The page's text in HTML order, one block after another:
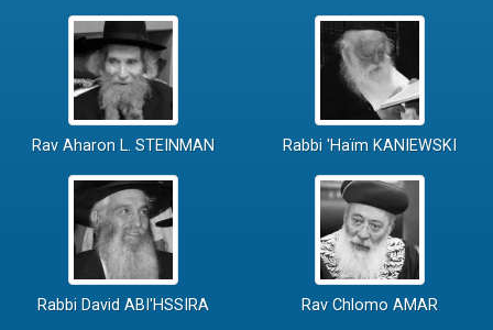
Rav Aharon L. STEINMAN Rabbi 'Haïm KANIEWSKI
Rabbi David ABI'HSSIRA Rav Chlomo AMAR